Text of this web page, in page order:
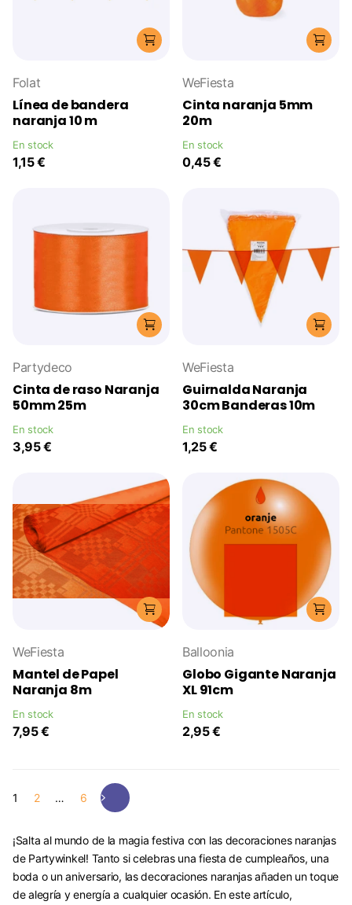
Folat
Línea de bandera
naranja 10 m
En stock
1,15 €
WeFiesta
Cinta naranja 5mm
20m
En stock
0,45 €
Partydeco
Cinta de raso Naranja
50mm 25m
En stock
3,95 €
WeFiesta
Guirnalda Naranja
30cm Banderas 10m
En stock
1,25 €
WeFiesta
Mantel de Papel
Naranja 8m
En stock
7,95 €
Balloonia
Globo Gigante Naranja
XL 91cm
En stock
2,95 €
1 2 … 6
¡Salta al mundo de la magia festiva con las decoraciones naranjas
de Partywinkel! Tanto si celebras una fiesta de cumpleaños, una
boda o un aniversario, las decoraciones naranjas añaden un toque
de alegría y energía a cualquier ocasión. En este artículo,